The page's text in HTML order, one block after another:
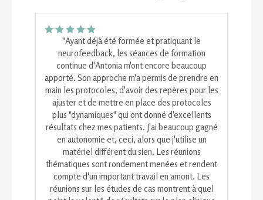
"Ayant déjà été formée et pratiquant le
neurofeedback, les séances de formation
continue d'Antonia m'ont encore beaucoup
apporté. Son approche m'a permis de prendre en
main les protocoles, d'avoir des repères pour les
ajuster et de mettre en place des protocoles
plus "dynamiques" qui ont donné d'excellents
résultats chez mes patients. J'ai beaucoup gagné
en autonomie et, ceci, alors que j'utilise un
matériel différent du sien. Les réunions
thématiques sont rondement menées et rendent
compte d'un important travail en amont. Les
réunions sur les études de cas montrent à quel